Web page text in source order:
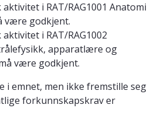
i RAT/RAG1001 Anatomi
være godkjent.
i RAT/RAG1002
apparatlære og
være godkjent.
i emnet, men ikke fremstille seg
forkunnskapskrav er